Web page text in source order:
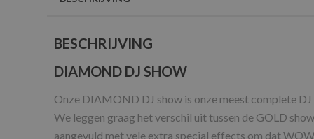
BESCHRIJVING
DIAMOND DJ SHOW
Onze DIAMOND DJ show is onze meest complete
We leggen graag het verschil uit tussen de GOLD
aangevuld met vele extra special effects om dat